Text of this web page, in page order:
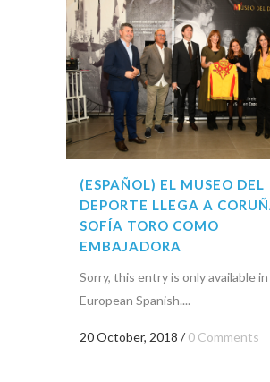
(ESPAÑOL) EL MUSEO DEL
DEPORTE LLEGA A
SOFÍA TORO COMO
EMBAJADORA
Sorry, this entry is only available in
European Spanish....
20 October, 2018 /0 Comments